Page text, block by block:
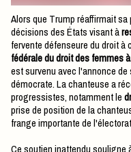
Alors que Trump réaffirmait sa position conservatrice, appuyant les
décisions des États visant à
fervente défenseure du droit à
fédérale du droit des femmes
est survenu avec l'annonce de
démocrate. La chanteuse a
progressistes, notamment le
prise de position de la
frange importante de
Ce soutien inattendu souligne